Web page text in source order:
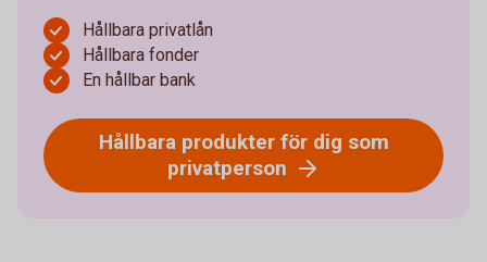
Hållbara privatlån
Hållbara fonder
En hållbar bank
Hållbara produkter för dig som
privatperson